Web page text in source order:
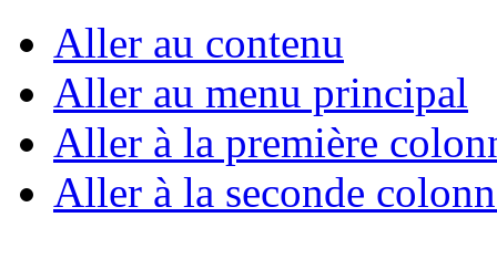
Aller au contenu
Aller au menu principal
Aller à la première
Aller à la seconde